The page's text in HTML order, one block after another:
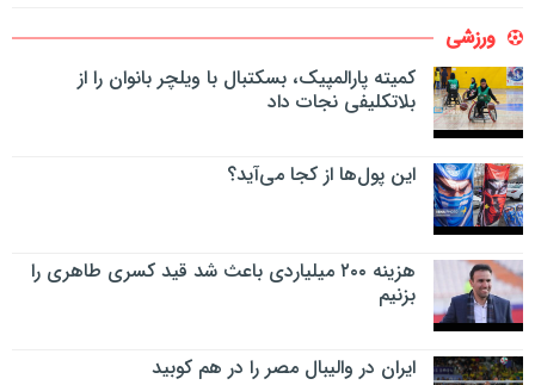
ورزشی
کمیته پارالمپیک، بسکتبال با ویلچر بانوان را از
بلاتکلیفی نجات داد
این پول‌ها از کجا می‌آید؟
هزینه ۲۰۰ میلیاردی باعث شد قید کسری طاهری را
بزنیم
ایران در والیبال مصر را در هم کوبید